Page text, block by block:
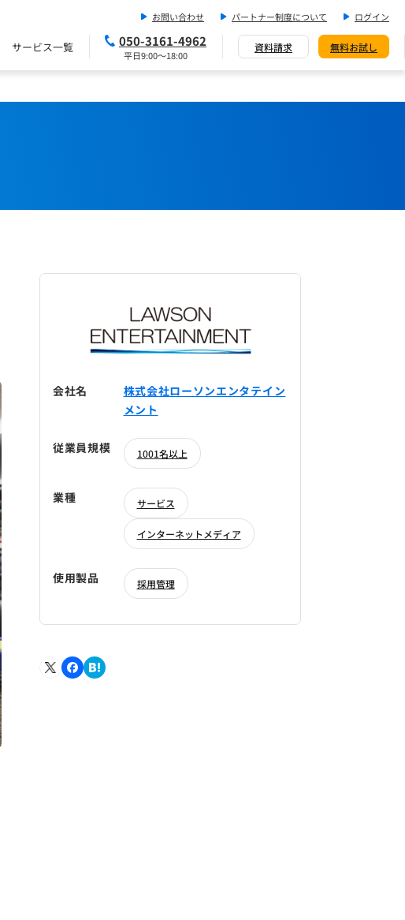
お問い合わせ パートナー制度について ログイン
サービス一覧 050-3161-4962
平日9:00～18:00
資料請求 無料お試し
会社名
株式会社ローソンエンタテイン
メント
従業員規模 1001名以上
業種 サービス
インターネットメディア
使用製品 採用管理